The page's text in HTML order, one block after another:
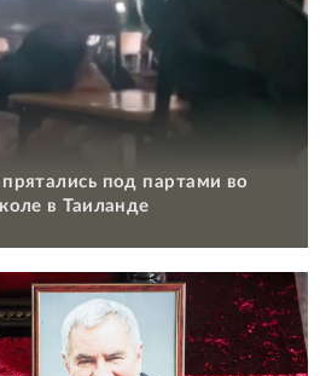
под партами во
в Таиланде